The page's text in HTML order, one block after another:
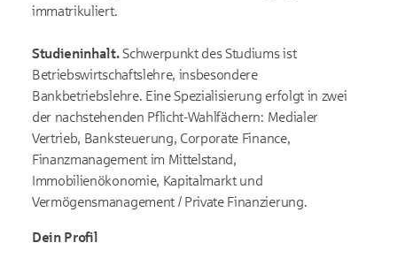
immatrikuliert.
Studieninhalt.Schwerpunkt des Studiums ist
Betriebswirtschaftslehre, insbesondere
Bankbetriebslehre. Eine Spezialisierung erfolgt in zwei
der nachstehenden Pflicht-Wahlfächern: Medialer
Vertrieb, Banksteuerung, Corporate Finance,
Finanzmanagement im Mittelstand,
Immobilienökonomie, Kapitalmarkt und
Vermögensmanagement / Private Finanzierung.
Dein Profil